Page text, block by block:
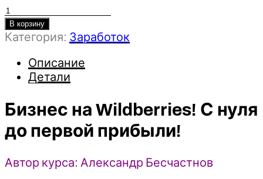
Количество
товара
Бизнес
Wildberries!
до
прибыли!
Udemy
В корзину
Категория: Заработок
Описание
Детали
Бизнес на Wildberries! С нуля
до первой прибыли!
Автор курса: Александр Бесчастнов